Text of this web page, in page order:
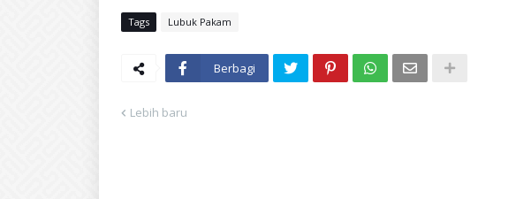
Tags Lubuk Pakam
Berbagi
Lebih baru